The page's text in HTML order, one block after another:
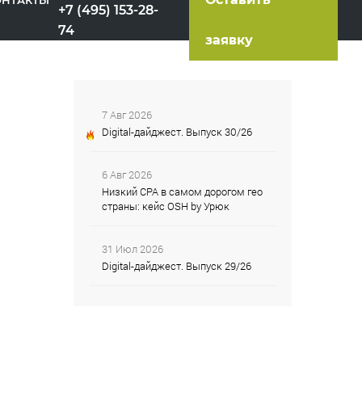
+7 (495) 153-28-
74
заявку
7 Авг 2026
Digital-дайджест. Выпуск 30/26
6 Авг 2026
Низкий CPA в самом дорогом гео
страны: кейс OSH by Урюк
31 Июл 2026
Digital-дайджест. Выпуск 29/26